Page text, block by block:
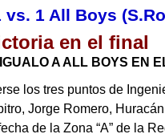
vs. 1 All Boys
en el final
A ALL BOYS EN
los tres puntos de
Jorge Romero,
de la Zona “A” de la